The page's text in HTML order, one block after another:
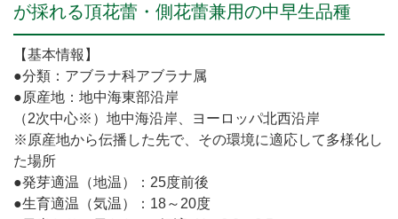
が採れる頂花蕾・側花蕾兼用の中早生品種
【基本情報】
●分類：アブラナ科アブラナ属
●原産地：地中海東部沿岸
（2次中心※）地中海沿岸、ヨーロッパ北西沿岸
※原産地から伝播した先で、その環境に適応して多様化し
た場所
●発芽適温（地温）：25度前後
●生育適温（気温）：18～20度